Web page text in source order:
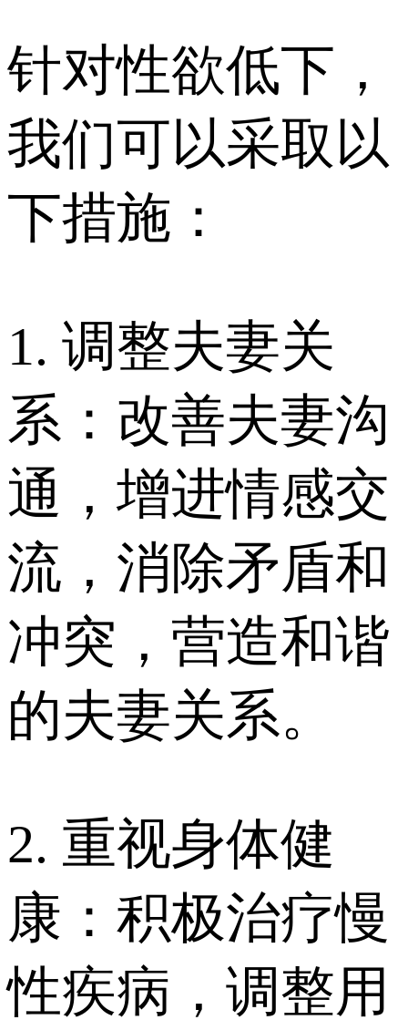
针对性欲低下，
我们可以采取以
下措施：
1. 调整夫妻关
系：改善夫妻沟
通，增进情感交
流，消除矛盾和
冲突，营造和谐
的夫妻关系。
2. 重视身体健
康：积极治疗慢
性疾病，调整用